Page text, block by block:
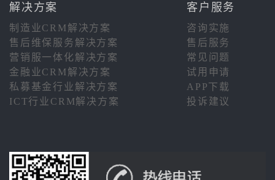
解决方案 客户服务
制造业CRM解决方案
咨询实施
售后维保服务解决方案
售后服务
营销服一体化解决方案
常见问题
金融业CRM解决方案
试用申请
私募基金行业解决方案
APP下载
ICT行业CRM解决方案
投诉建议